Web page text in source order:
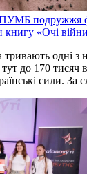
ПУМБ подружжя
книгу «Очі
одні з
до 170 тисяч
сили.